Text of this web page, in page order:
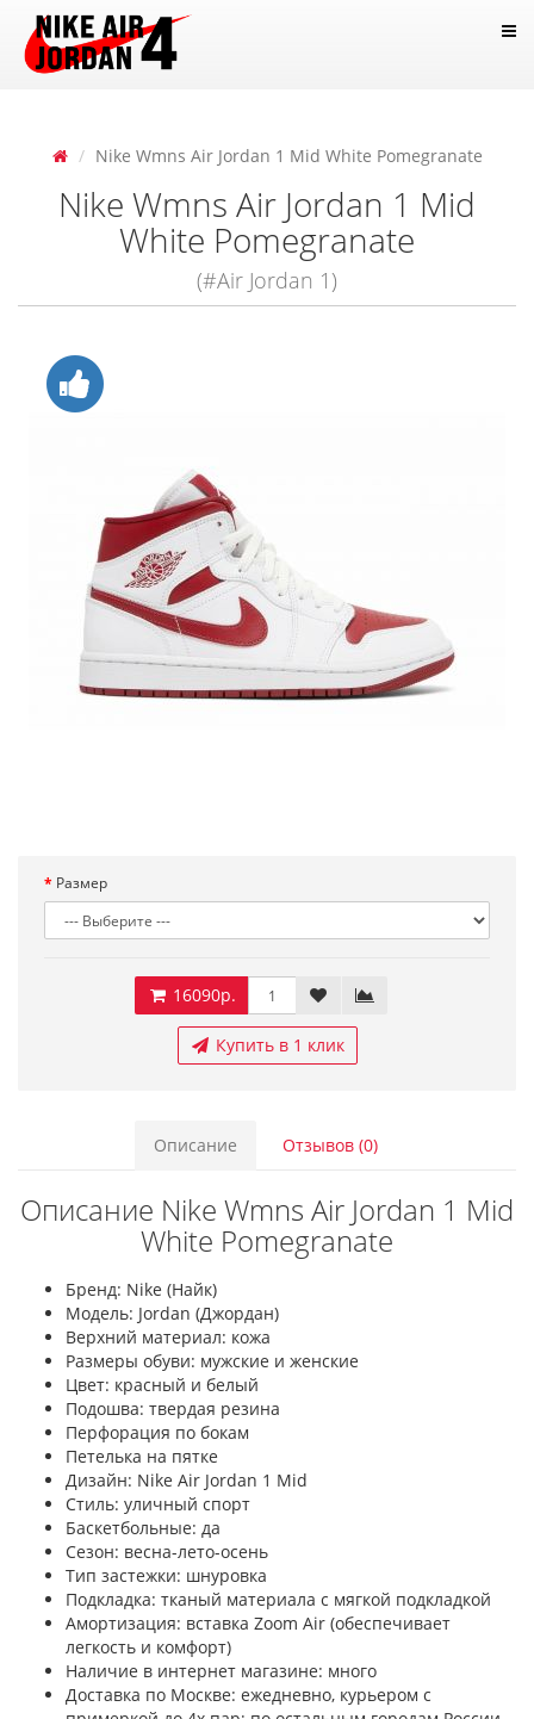
Nike Wmns Air Jordan 1 Mid White Pomegranate
Nike Wmns Air Jordan 1 Mid
White Pomegranate
(#Air Jordan 1)
Размер
16090р.
Купить в 1 клик
Описание Отзывов (0)
Описание Nike Wmns Air Jordan 1 Mid
White Pomegranate
Бренд: Nike (Найк)
Модель: Jordan (Джордан)
Верхний материал: кожа
Размеры обуви: мужские и женские
Цвет: красный и белый
Подошва: твердая резина
Перфорация по бокам
Петелька на пятке
Дизайн: Nike Air Jordan 1 Mid
Стиль: уличный спорт
Баскетбольные: да
Сезон: весна-лето-осень
Тип застежки: шнуровка
Подкладка: тканый материала с мягкой подкладкой
Амортизация: вставка Zoom Air (обеспечивает
легкость и комфорт)
Наличие в интернет магазине: много
Доставка по Москве: ежедневно, курьером с